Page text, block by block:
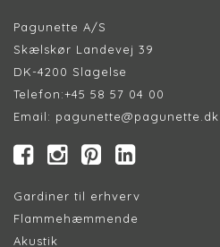
Pagunette A/S
Skælskør Landevej 39
DK-4200 Slagelse
Telefon:+45 58 57 04 00
Email: pagunette@pagunette.dk
Gardiner til erhverv
Flammehæmmende
Akustik